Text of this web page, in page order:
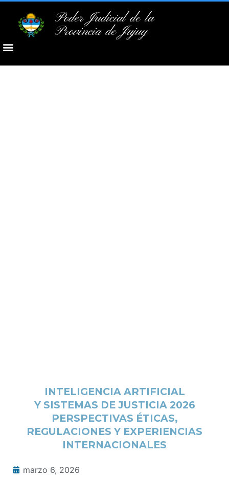
Poder Judicial de la
Provincia de Jujuy
INTELIGENCIA ARTIFICIAL
Y SISTEMAS DE JUSTICIA 2026
PERSPECTIVAS ÉTICAS,
REGULACIONES Y EXPERIENCIAS
INTERNACIONALES
marzo 6, 2026